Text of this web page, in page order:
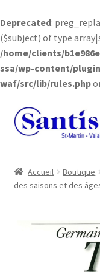
Deprecated:
($subject) of type
/home/clients/
ssa/wp-content/
waf/src/lib/rules.php
Aller
à
Aller
au
Informations
Accueil Boutique
des saisons et des